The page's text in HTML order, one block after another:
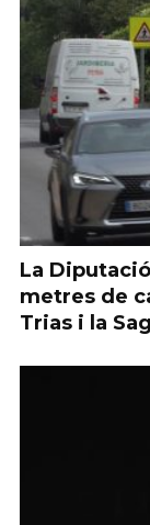
La
metres de
Trias i la